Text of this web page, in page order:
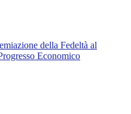
della Fedeltà al
Economico